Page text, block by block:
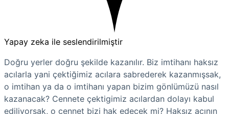
Yapay zeka ile seslendirilmiştir
Doğru yerler doğru şekilde kazanılır. Biz imtihanı haksız
acılarla yani çektiğimiz acılara sabrederek kazanmışsak,
o imtihan ya da o imtihanı yapan bizim gönlümüzü nasıl
kazanacak? Cennete çektigimiz acılardan dolayı kabul
ediliyorsak, o cennet bizi hak edecek mi? Haksız acının